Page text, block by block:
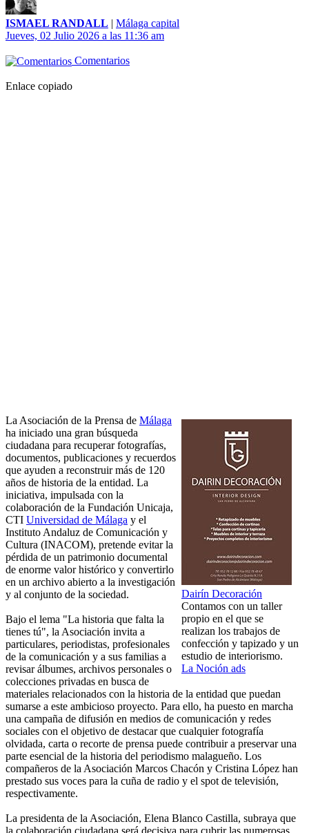
ISMAEL RANDALL | Málaga capital
Jueves, 02 Julio 2026 a las 11:36 am
Comentarios
Enlace copiado
Dairín Decoración
Contamos con un taller
propio en el que se
realizan los trabajos de
confección y tapizado y un
estudio de interiorismo.
La Noción ads
La Asociación de la Prensa de Málaga
ha iniciado una gran búsqueda
ciudadana para recuperar fotografías,
documentos, publicaciones y recuerdos
que ayuden a reconstruir más de 120
años de historia de la entidad. La
iniciativa, impulsada con la
colaboración de la Fundación Unicaja,
CTI Universidad de Málaga y el
Instituto Andaluz de Comunicación y
Cultura (INACOM), pretende evitar la
pérdida de un patrimonio documental
de enorme valor histórico y convertirlo
en un archivo abierto a la investigación
y al conjunto de la sociedad.
Bajo el lema "La historia que falta la
tienes tú", la Asociación invita a
particulares, periodistas, profesionales
de la comunicación y a sus familias a
revisar álbumes, archivos personales o
colecciones privadas en busca de
materiales relacionados con la historia de la entidad que puedan
sumarse a este ambicioso proyecto. Para ello, ha puesto en marcha
una campaña de difusión en medios de comunicación y redes
sociales con el objetivo de destacar que cualquier fotografía
olvidada, carta o recorte de prensa puede contribuir a preservar una
parte esencial de la historia del periodismo malagueño. Los
compañeros de la Asociación Marcos Chacón y Cristina López han
prestado sus voces para la cuña de radio y el spot de televisión,
respectivamente.
La presidenta de la Asociación, Elena Blanco Castilla, subraya que